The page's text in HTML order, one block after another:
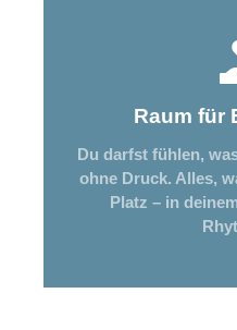
Raum für
Du darfst fühlen,
ohne Druck. Alles,
Platz – in